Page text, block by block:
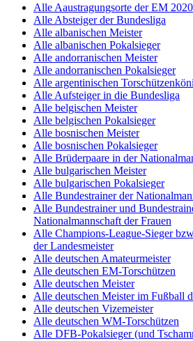
Alle Aaustragungsorte der EM 2020
Alle Absteiger der Bundesliga
Alle albanischen Meister
Alle albanischen Pokalsieger
Alle andorranischen Meister
Alle andorranischen Pokalsieger
Alle argentinischen
Alle Aufsteiger in die Bundesliga
Alle belgischen Meister
Alle belgischen Pokalsieger
Alle bosnischen Meister
Alle bosnischen Pokalsieger
Alle Brüderpaare in der
Alle bulgarischen Meister
Alle bulgarischen Pokalsieger
Alle Bundestrainer der
Alle Bundestrainer und
Nationalmannschaft der Frauen
Alle Champions-League-Sieger
der Landesmeister
Alle deutschen Amateurmeister
Alle deutschen EM-Torschützen
Alle deutschen Meister
Alle deutschen Meister im Fußball
Alle deutschen Vizemeister
Alle deutschen WM-Torschützen
Alle DFB-Pokalsieger (und